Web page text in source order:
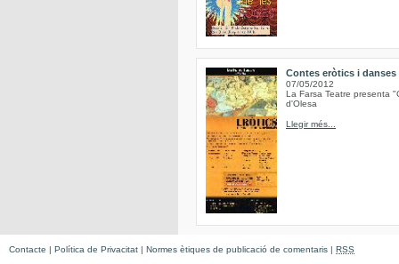
Contes eròtics i
07/05/2012
La Farsa Teatre presenta
d'Olesa
Llegir més...
Contacte | Política de Privacitat | Normes ètiques de publicació de comentaris | RSS